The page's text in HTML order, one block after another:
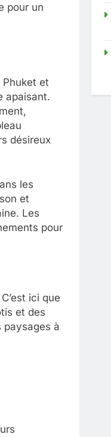
pour un
et
apaisant.
désireux
les
et
Les
pour
ici que
et des
paysages à